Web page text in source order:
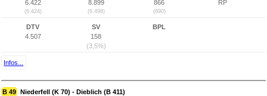
6.422
(6.424)
8.899
(6.498)
866
(690)
RP
DTV
4.507
SV
158
(3,5%)
BPL
Infos...
B 49 Niederfell (K 70) - Dieblich (B 411)